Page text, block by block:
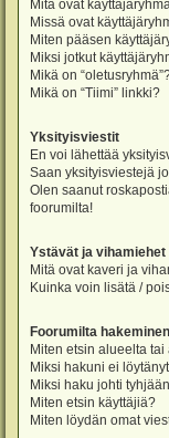
Mitä ovat
Missä ovat
Miten pääsen
Miksi jotkut
Mikä on
Mikä on “Tiimi” linkki?
Yksityisviestit
En voi lähettää
Saan yksityisviestejä
Olen saanut
foorumilta!
Ystävät ja vihamiehet
Mitä ovat kaveri ja
Kuinka voin lisätä /
Foorumilta hakeminen
Miten etsin alueelta
Miksi hakuni ei
Miksi haku johti
Miten etsin käyttäjiä?
Miten löydän omat